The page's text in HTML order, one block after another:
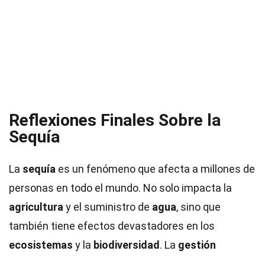
Reflexiones Finales Sobre la
Sequía
La sequía es un fenómeno que afecta a millones de
personas en todo el mundo. No solo impacta la
agricultura y el suministro de agua, sino que
también tiene efectos devastadores en los
ecosistemas y la biodiversidad . La gestión